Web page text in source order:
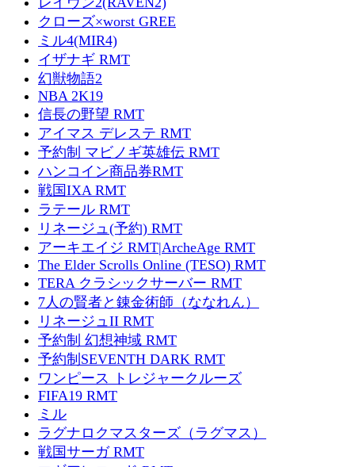
クローズ×worst GREE
ミル4(MIR4)
イザナギ RMT
幻獣物語2
NBA 2K19
信長の野望 RMT
アイマス デレステ RMT
予約制 マビノギ英雄伝 RMT
ハンコイン商品券RMT
戦国IXA RMT
ラテール RMT
リネージュ(予約) RMT
アーキエイジ RMT|ArcheAge RMT
The Elder Scrolls Online (TESO) RMT
TERA クラシックサーバー RMT
7人の賢者と錬金術師（ななれん）
リネージュII RMT
予約制 幻想神域 RMT
予約制SEVENTH DARK RMT
ワンピース トレジャークルーズ
FIFA19 RMT
ミル
ラグナロクマスターズ（ラグマス）
戦国サーガ RMT